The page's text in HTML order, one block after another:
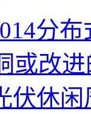
分
或改
伏休